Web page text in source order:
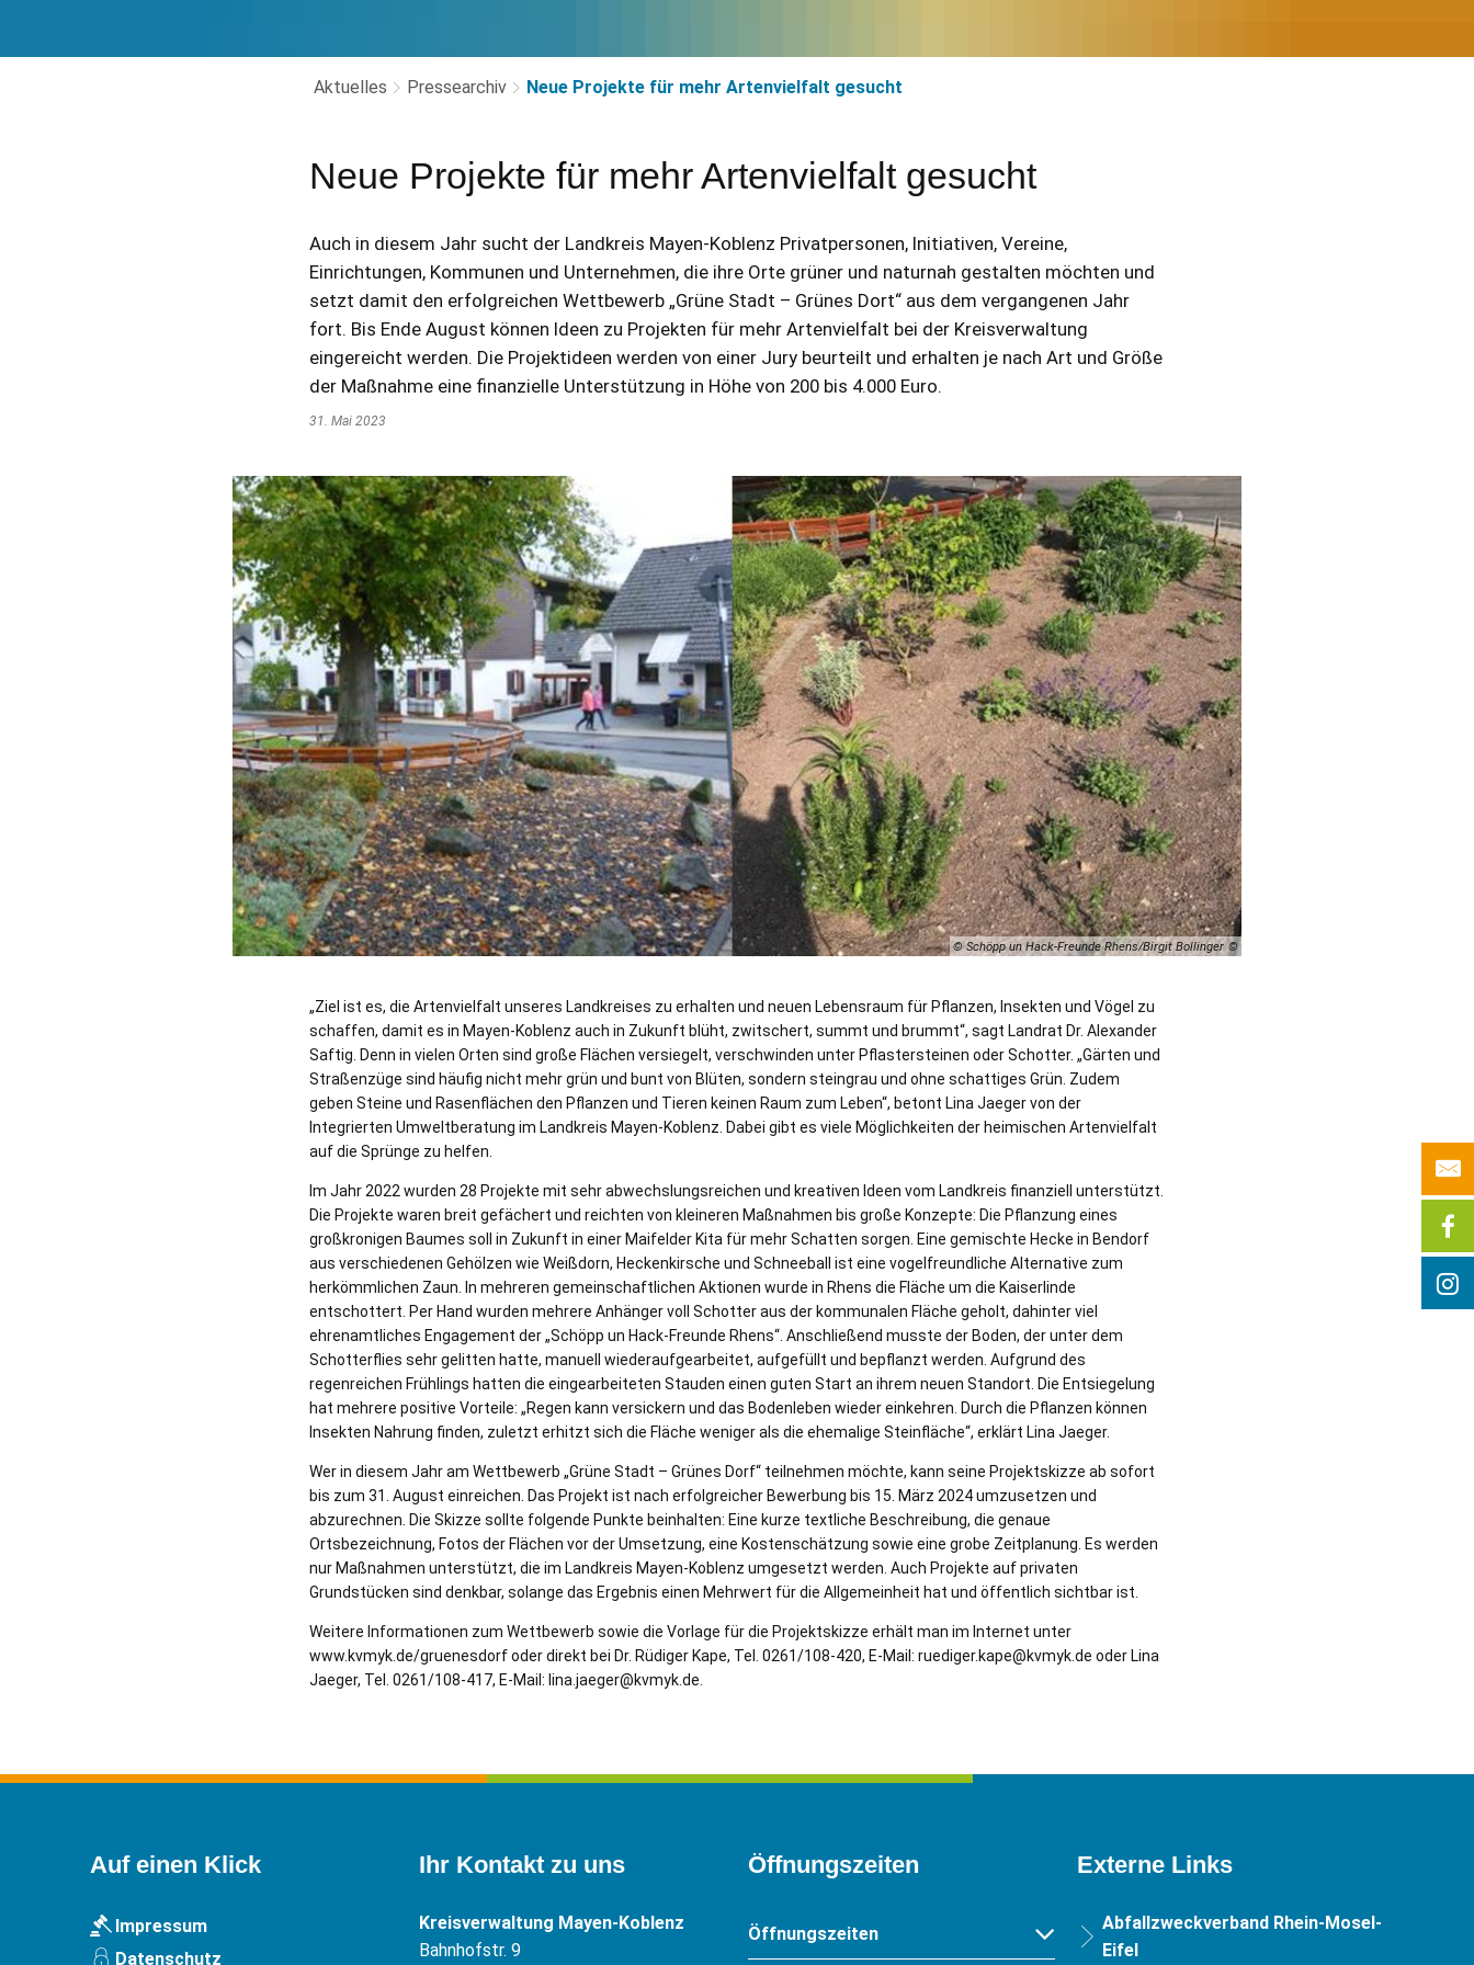
Aktuelles Pressearchiv Neue Projekte für mehr Artenvielfalt gesucht
Neue Projekte für mehr Artenvielfalt gesucht
Auch in diesem Jahr sucht der Landkreis Mayen-Koblenz Privatpersonen, Initiativen, Vereine,
Einrichtungen, Kommunen und Unternehmen, die ihre Orte grüner und naturnah gestalten möchten und
setzt damit den erfolgreichen Wettbewerb „Grüne Stadt – Grünes Dort“ aus dem vergangenen Jahr
fort. Bis Ende August können Ideen zu Projekten für mehr Artenvielfalt bei der Kreisverwaltung
eingereicht werden. Die Projektideen werden von einer Jury beurteilt und erhalten je nach Art und Größe
der Maßnahme eine finanzielle Unterstützung in Höhe von 200 bis 4.000 Euro.
31. Mai 2023
© Schöpp un Hack-Freunde Rhens/Birgit Bollinger
„Ziel ist es, die Artenvielfalt unseres Landkreises zu erhalten und neuen Lebensraum für Pflanzen, Insekten und Vögel zu
schaffen, damit es in Mayen-Koblenz auch in Zukunft blüht, zwitschert, summt und brummt“, sagt Landrat Dr. Alexander
Saftig. Denn in vielen Orten sind große Flächen versiegelt, verschwinden unter Pflastersteinen oder Schotter. „Gärten und
Straßenzüge sind häufig nicht mehr grün und bunt von Blüten, sondern steingrau und ohne schattiges Grün. Zudem
geben Steine und Rasenflächen den Pflanzen und Tieren keinen Raum zum Leben“, betont Lina Jaeger von der
Integrierten Umweltberatung im Landkreis Mayen-Koblenz. Dabei gibt es viele Möglichkeiten der heimischen Artenvielfalt
auf die Sprünge zu helfen.
Im Jahr 2022 wurden 28 Projekte mit sehr abwechslungsreichen und kreativen Ideen vom Landkreis finanziell unterstützt.
Die Projekte waren breit gefächert und reichten von kleineren Maßnahmen bis große Konzepte: Die Pflanzung eines
großkronigen Baumes soll in Zukunft in einer Maifelder Kita für mehr Schatten sorgen. Eine gemischte Hecke in Bendorf
aus verschiedenen Gehölzen wie Weißdorn, Heckenkirsche und Schneeball ist eine vogelfreundliche Alternative zum
herkömmlichen Zaun. In mehreren gemeinschaftlichen Aktionen wurde in Rhens die Fläche um die Kaiserlinde
entschottert. Per Hand wurden mehrere Anhänger voll Schotter aus der kommunalen Fläche geholt, dahinter viel
ehrenamtliches Engagement der „Schöpp un Hack-Freunde Rhens“. Anschließend musste der Boden, der unter dem
Schotterflies sehr gelitten hatte, manuell wiederaufgearbeitet, aufgefüllt und bepflanzt werden. Aufgrund des
regenreichen Frühlings hatten die eingearbeiteten Stauden einen guten Start an ihrem neuen Standort. Die Entsiegelung
hat mehrere positive Vorteile: „Regen kann versickern und das Bodenleben wieder einkehren. Durch die Pflanzen können
Insekten Nahrung finden, zuletzt erhitzt sich die Fläche weniger als die ehemalige Steinfläche“, erklärt Lina Jaeger.
Wer in diesem Jahr am Wettbewerb „Grüne Stadt – Grünes Dorf“ teilnehmen möchte, kann seine Projektskizze ab sofort
bis zum 31. August einreichen. Das Projekt ist nach erfolgreicher Bewerbung bis 15. März 2024 umzusetzen und
abzurechnen. Die Skizze sollte folgende Punkte beinhalten: Eine kurze textliche Beschreibung, die genaue
Ortsbezeichnung, Fotos der Flächen vor der Umsetzung, eine Kostenschätzung sowie eine grobe Zeitplanung. Es werden
nur Maßnahmen unterstützt, die im Landkreis Mayen-Koblenz umgesetzt werden. Auch Projekte auf privaten
Grundstücken sind denkbar, solange das Ergebnis einen Mehrwert für die Allgemeinheit hat und öffentlich sichtbar ist.
Weitere Informationen zum Wettbewerb sowie die Vorlage für die Projektskizze erhält man im Internet unter
www.kvmyk.de/gruenesdorf oder direkt bei Dr. Rüdiger Kape, Tel. 0261/108-420, E-Mail: ruediger.kape@kvmyk.de oder Lina
Jaeger, Tel. 0261/108-417, E-Mail: lina.jaeger@kvmyk.de.
Auf einen Klick
Impressum
Datenschutz
Ihr Kontakt zu uns
Kreisverwaltung Mayen-Koblenz
Bahnhofstr. 9
Öffnungszeiten
Öffnungszeiten
Externe Links
Abfallzweckverband Rhein-Mosel-
Eifel